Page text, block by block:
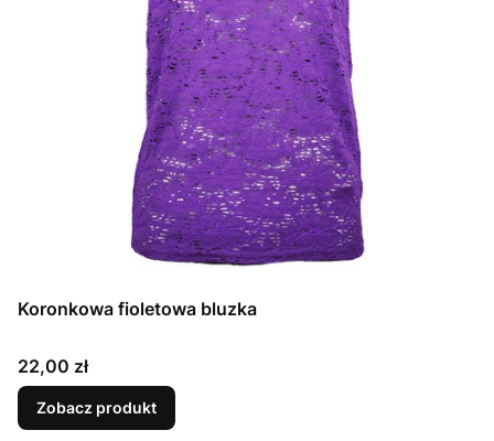
Koronkowa fioletowa bluzka
Cena
22,00 zł
Zobacz produkt